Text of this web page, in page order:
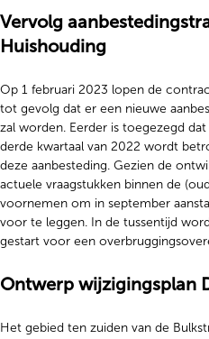
Vervolg
Huishouding
Op 1 februari 2023 lopen de
tot gevolg dat er een nieuwe
zal worden. Eerder is toegezegd
derde kwartaal van 2022 wordt
deze aanbesteding. Gezien de
actuele vraagstukken binnen de
voornemen om in september
voor te leggen. In de tussentijd
gestart voor een
Ontwerp wijzigingsplan
Het gebied ten zuiden van de